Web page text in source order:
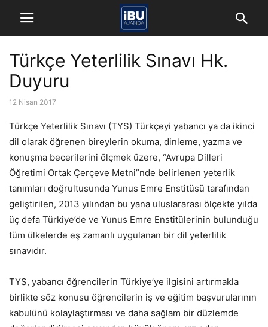
Türkçe Yeterlilik Sınavı Hk.
Duyuru
12 Nisan 2017
Türkçe Yeterlilik Sınavı (TYS) Türkçeyi yabancı ya da ikinci
dil olarak öğrenen bireylerin okuma, dinleme, yazma ve
konuşma becerilerini ölçmek üzere, “Avrupa Dilleri
Öğretimi Ortak Çerçeve Metni”nde belirlenen yeterlik
tanımları doğrultusunda Yunus Emre Enstitüsü tarafından
geliştirilen, 2013 yılından bu yana uluslararası ölçekte yılda
üç defa Türkiye’de ve Yunus Emre Enstitülerinin bulunduğu
tüm ülkelerde eş zamanlı uygulanan bir dil yeterlilik
sınavıdır.
TYS, yabancı öğrencilerin Türkiye’ye ilgisini artırmakla
birlikte söz konusu öğrencilerin iş ve eğitim başvurularının
kabulünü kolaylaştırması ve daha sağlam bir düzlemde